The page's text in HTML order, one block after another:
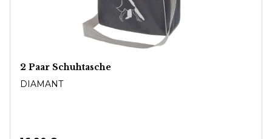
2 Paar Schuhtasche
DIAMANT